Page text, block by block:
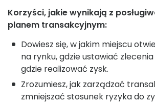
Korzyści, jakie wynikają z
planem transakcyjnym:
Dowiesz się, w jakim miejscu
na rynku, gdzie ustawiać
gdzie realizować zysk.
Zrozumiesz, jak zarządzać
zmniejszać stosunek ryzyka do